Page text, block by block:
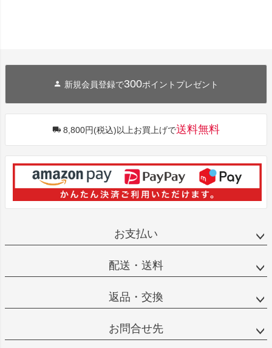
新規会員登録で300ポイントプレゼント
8,800円(税込)以上お買上げで送料無料
お支払い
配送・送料
返品・交換
お問合せ先